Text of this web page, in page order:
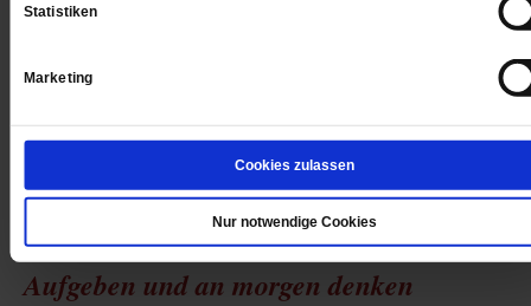
Statistiken
Marketing
Cookies zulassen
Nur notwendige Cookies
Milena Michiko Flašar: Zuversicht
Aufgeben und an morgen denken